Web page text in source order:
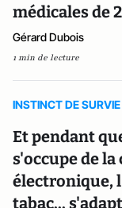
médicales de
Gérard Dubois
1 min de lecture
INSTINCT DE SURVIE
Et pendant
s'occupe de
électronique,
tabac...